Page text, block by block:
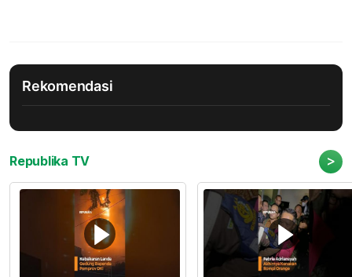
Rekomendasi
Republika TV >